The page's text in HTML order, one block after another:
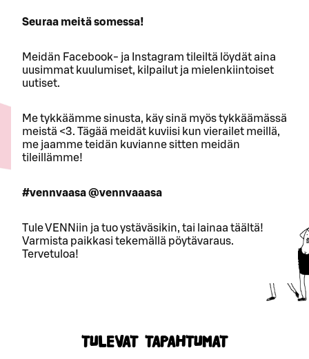
Seuraa meitä somessa!
Meidän Facebook- ja Instagram tileiltä löydät aina
uusimmat kuulumiset, kilpailut ja mielenkiintoiset
uutiset.
Me tykkäämme sinusta, käy sinä myös tykkäämässä
meistä <3. Tägää meidät kuviisi kun vierailet meillä,
me jaamme teidän kuvianne sitten meidän
tileillämme!
#vennvaasa @vennvaaasa
Tule VENNiin ja tuo ystäväsikin, tai lainaa täältä!
Varmista paikkasi tekemällä pöytävaraus.
Tervetuloa!
TULEVAT TAPAHTUMAT